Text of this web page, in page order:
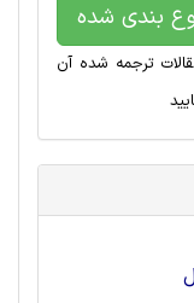
بندی شده
ترجمه شده آن